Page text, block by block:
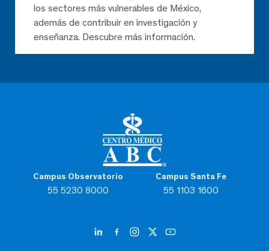
Campus Observatorio
55 5230 8000
Campus Santa Fe
55 1103 1600
los sectores más vulnerables de México,
además de contribuir en investigación y
enseñanza. Descubre más información.